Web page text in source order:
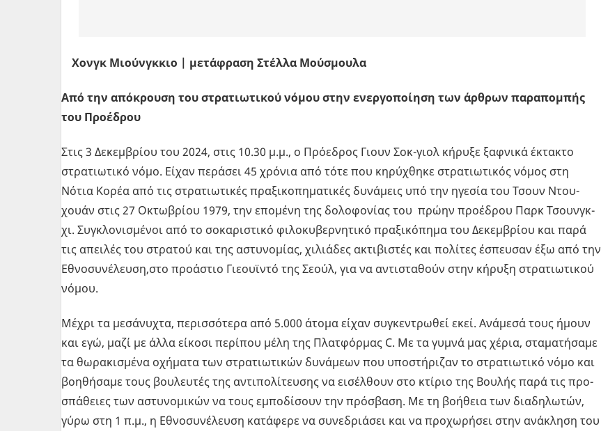
Χονγκ Μιούνγκκιο | μετάφραση Στέλλα Μούσμουλα
Από την από­κρου­ση του στρα­τιω­τι­κού νόμου στην ενερ­γο­ποί­η­ση των άρ­θρων πα­ρα­πο­μπής
του Προ­έ­δρου
Στις 3 Δε­κεμ­βρί­ου του 2024, στις 10.30 μ.μ., ο Πρό­ε­δρος Γιουν Σοκ-γιολ κή­ρυ­ξε ξαφ­νι­κά έκτα­κτο
στρα­τιω­τι­κό νόμο. Είχαν πε­ρά­σει 45 χρό­νια από τότε που κη­ρύ­χθη­κε στρα­τιω­τι­κός νόμος στη
Νότια Κορέα από τις στρα­τιω­τι­κές πρα­ξι­κο­πη­μα­τι­κές δυ­νά­μεις υπό την ηγε­σία του Τσουν Ντου-
χουάν στις 27 Οκτω­βρί­ου 1979, την επο­μέ­νη της δο­λο­φο­νί­ας του πρώην προ­έ­δρου Παρκ Τσουνγκ-
χι. Συ­γκλο­νι­σμέ­νοι από το σο­κα­ρι­στι­κό φι­λο­κυ­βερ­νη­τι­κό πρα­ξι­κό­πη­μα του Δε­κεμ­βρί­ου και παρά
τις απει­λές του στρα­τού και της αστυ­νο­μί­ας, χι­λιά­δες ακτι­βι­στές και πο­λί­τες έσπευ­σαν έξω από την
Εθνο­συ­νέ­λευ­ση,στο προ­ά­στιο Γιε­ου­ϊ­ντό της Σεούλ, για να αντι­στα­θούν στην κή­ρυ­ξη στρα­τιω­τι­κού
νόμου.
Μέχρι τα με­σά­νυ­χτα, πε­ρισ­σό­τε­ρα από 5.000 άτομα είχαν συ­γκε­ντρω­θεί εκεί. Ανά­με­σά τους ήμουν
και εγώ, μαζί με άλλα εί­κο­σι πε­ρί­που μέλη της Πλατ­φόρ­μας C. Με τα γυμνά μας χέρια, στα­μα­τή­σα­με
τα θω­ρα­κι­σμέ­να οχή­μα­τα των στρα­τιω­τι­κών δυ­νά­με­ων που υπο­στή­ρι­ζαν το στρα­τιω­τι­κό νόμο και
βοη­θή­σα­με τους βου­λευ­τές της αντι­πο­λί­τευ­σης να ει­σέλ­θουν στο κτί­ριο της Βου­λής παρά τις προ­
σπά­θειες των αστυ­νο­μι­κών να τους εμπο­δί­σουν την πρό­σβα­ση. Με τη βο­ή­θεια των δια­δη­λω­τών,
γύρω στη 1 π.μ., η Εθνο­συ­νέ­λευ­ση κα­τά­φε­ρε να συ­νε­δριά­σει και να προ­χω­ρή­σει στην ανά­κλη­ση του